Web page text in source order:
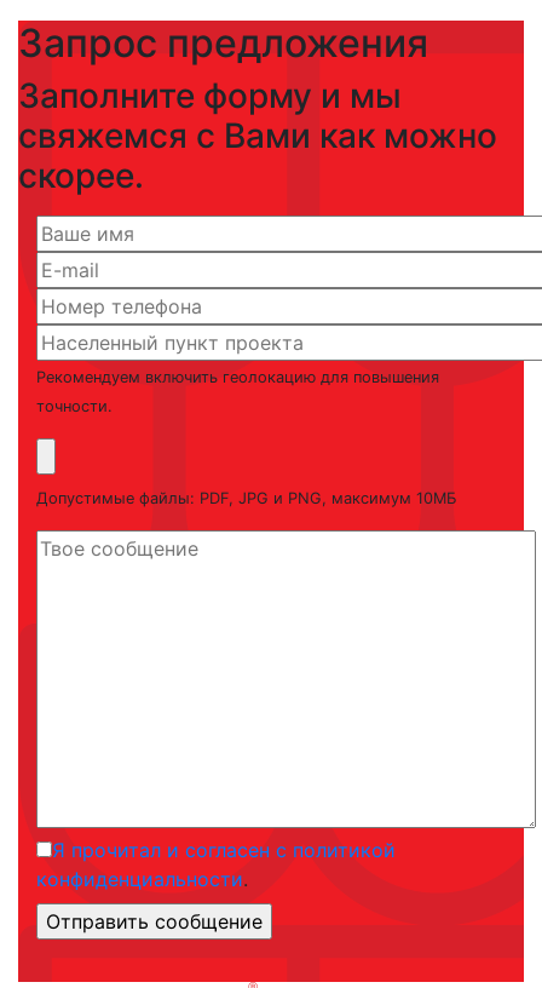
Запрос предложения
Заполните форму и мы
свяжемся с Вами как можно
скорее.
Рекомендуем включить геолокацию для повышения
точности.
Допустимые файлы: PDF, JPG и PNG, максимум 10МБ
Я прочитал и согласен с политикой
конфиденциальности.